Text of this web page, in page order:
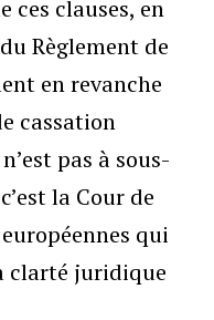
ces clauses, en
Règlement de
en revanche
cassation
pas à sous-
la Cour de
qui
clarté juridique